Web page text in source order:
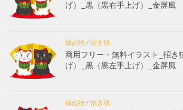
げ）_黒（黒右手上げ）_金屏風
縁起物/ 招き猫
商用フリー・無料イラスト_招き
げ）_黒（黒左手上げ）_金屏風
縁起物/ 招き猫